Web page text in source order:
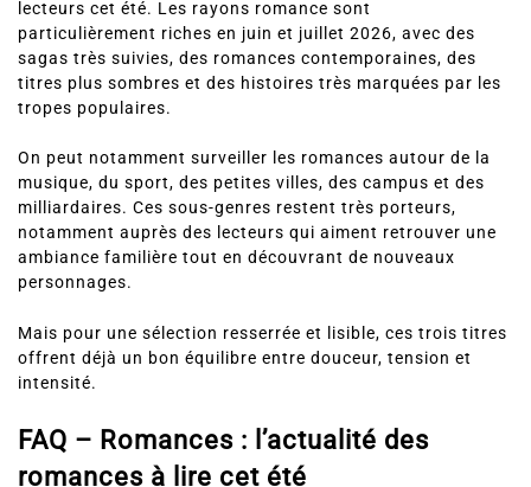
lecteurs cet été. Les rayons romance sont
particulièrement riches en juin et juillet 2026, avec des
sagas très suivies, des romances contemporaines, des
titres plus sombres et des histoires très marquées par les
tropes populaires.
On peut notamment surveiller les romances autour de la
musique, du sport, des petites villes, des campus et des
milliardaires. Ces sous-genres restent très porteurs,
notamment auprès des lecteurs qui aiment retrouver une
ambiance familière tout en découvrant de nouveaux
personnages.
Mais pour une sélection resserrée et lisible, ces trois titres
offrent déjà un bon équilibre entre douceur, tension et
intensité.
FAQ – Romances : l’actualité des
romances à lire cet été